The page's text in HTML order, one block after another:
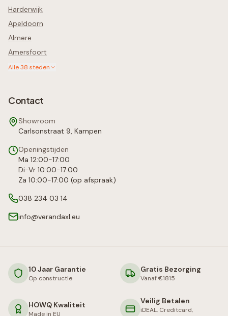
Harderwijk
Apeldoorn
Almere
Amersfoort
Alle38 steden
Contact
Showroom
Carlsonstraat 9, Kampen
Openingstijden
Ma 12:00-17:00
Di-Vr 10:00-17:00
Za 10:00-17:00 (op afspraak)
038 234 03 14
info@verandaxl.eu
10 Jaar Garantie
Op constructie
Gratis Bezorging
Vanaf €1815
HOWQ Kwaliteit
Made in EU
Veilig Betalen
iDEAL, Creditcard,